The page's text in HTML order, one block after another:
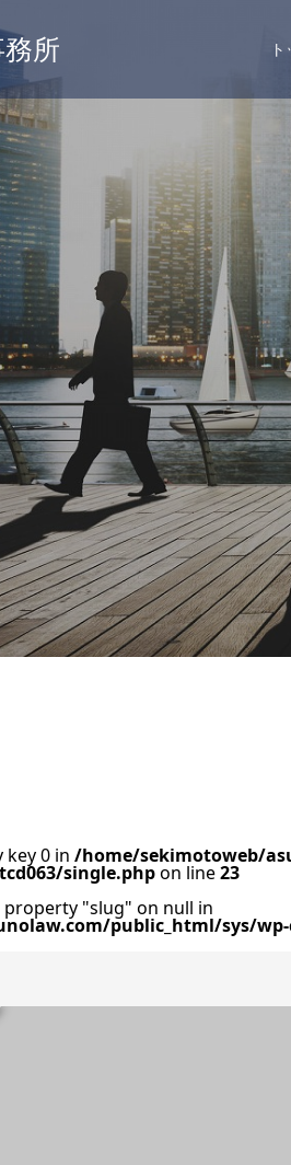
所
key 0 in /home/sekimotoweb/
single.phpon line23
"slug" on null in
public_html/sys/